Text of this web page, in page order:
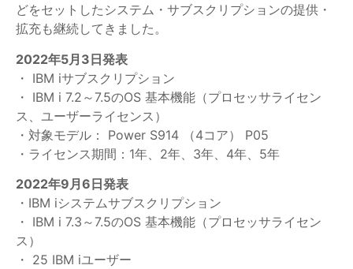
どをセットしたシステム・サブスクリプションの提供・
拡充も継続してきました。
2022年5月3日発表
・ IBM iサブスクリプション
・ IBM i 7.2～7.5のOS 基本機能（プロセッサライセン
ス、ユーザーライセンス）
・対象モデル： Power S914 （4コア） P05
・ライセンス期間：1年、2年、3年、4年、5年
2022年9月6日発表
・IBM iシステムサブスクリプション
・ IBM i 7.3～7.5のOS 基本機能（プロセッサライセン
ス）
・ 25 IBM iユーザー